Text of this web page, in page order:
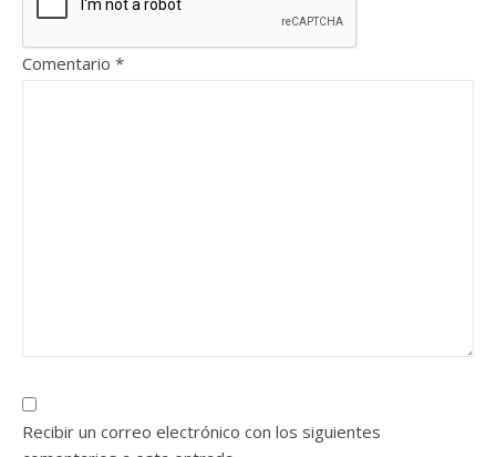
Comentario *
Recibir un correo electrónico con los siguientes